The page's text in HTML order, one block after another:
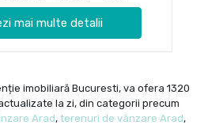
mai multe detalii
imobiliară Bucuresti, va ofera 1320
la zi, din categorii precum
Arad, terenuri de vânzare Arad,